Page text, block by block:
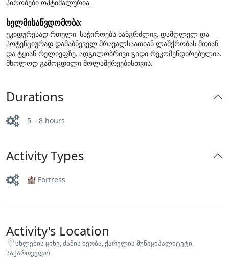
პირობები ოპტიმალურია.
ხელმისაწვდომობა:
უკიდურესად რთული. საჭიროებს ხანგრძლივ, დამღლელ და
პოტენციურად დამაბნეველ მრავალსაათიან ლაშქრობას მთიან
და ტყიან რელიეფზე. ადგილობრივი გიდი რეკომენდირებულია.
მხოლოდ გამოცდილი მოლაშქრეებისთვის.
Durations
5 – 8 hours
Activity Types
🏰 Fortress
Activity's Location
სხლების ციხე, ძამის ხეობა, ქარელის მუნიციპალიტეტი,
საქართველო